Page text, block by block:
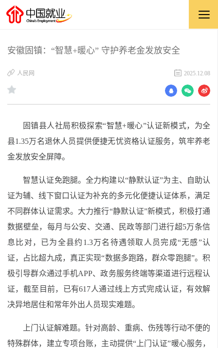
安徽固镇：“智慧+暖心” 守护养老金发放安全
​人民网 2025.12.08
固镇县人社局积极探索“智慧+暖心”认证新模式，为全
县1.35万名退休人员提供便捷无忧资格认证服务，筑牢养老
金发放安全屏障。
智慧认证免跑腿。全力构建以“静默认证”为主、自助认
证为辅、线下窗口认证为补充的多元化便捷认证体系，满足
不同群体认证需求。大力推行“静默认证”新模式，积极打通
数据壁垒，每月与公安、交通、民政等部门进行超5万条信
息比对，已为全县约1.3万名待遇领取人员完成“无感”认
证，占比超九成，真正实现“数据多跑路，群众零跑腿”。积
极引导群众通过手机APP、政务服务终端等渠道进行远程认
证，截至目前，已有617人通过线上方式完成认证，有效解
决异地居住和常年外出人员现实难题。
上门认证解难题。针对高龄、重病、伤残等行动不便的
特殊群体，建立专项台账，主动提供“上门认证”暖心服务，